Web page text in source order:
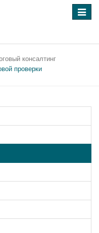
консалтинг
проверки